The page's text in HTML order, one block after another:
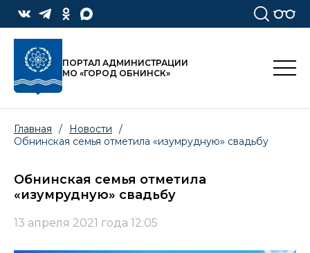
ПОРТАЛ АДМИНИСТРАЦИИ
МО «ГОРОД ОБНИНСК»
Главная / Новости
/
Обнинская семья отметила «изумрудную» свадьбу
Обнинская семья отметила
«изумрудную» свадьбу
13 апреля 2021 года 12:05